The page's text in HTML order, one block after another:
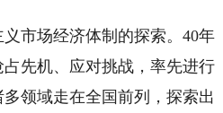
市场经济体制的探索。40年
先机、应对挑战，率先进行
领域走在全国前列，探索出